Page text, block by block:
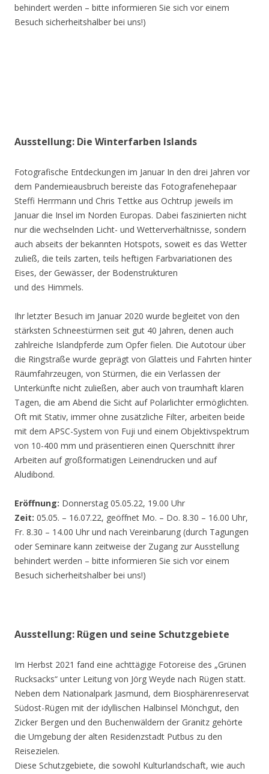
behindert werden – bitte informieren Sie sich vor einem
Besuch sicherheitshalber bei uns!)
Ausstellung: Die Winterfarben Islands
Fotografische Entdeckungen im Januar In den drei Jahren vor
dem Pandemieausbruch bereiste das Fotografenehepaar
Steffi Herrmann und Chris Tettke aus Ochtrup jeweils im
Januar die Insel im Norden Europas. Dabei faszinierten nicht
nur die wechselnden Licht- und Wetterverhältnisse, sondern
auch abseits der bekannten Hotspots, soweit es das Wetter
zuließ, die teils zarten, teils heftigen Farbvariationen des
Eises, der Gewässer, der Bodenstrukturen
und des Himmels.
Ihr letzter Besuch im Januar 2020 wurde begleitet von den
stärksten Schneestürmen seit gut 40 Jahren, denen auch
zahlreiche Islandpferde zum Opfer fielen. Die Autotour über
die Ringstraße wurde geprägt von Glatteis und Fahrten hinter
Räumfahrzeugen, von Stürmen, die ein Verlassen der
Unterkünfte nicht zuließen, aber auch von traumhaft klaren
Tagen, die am Abend die Sicht auf Polarlichter ermöglichten.
Oft mit Stativ, immer ohne zusätzliche Filter, arbeiten beide
mit dem APSC-System von Fuji und einem Objektivspektrum
von 10-400 mm und präsentieren einen Querschnitt ihrer
Arbeiten auf großformatigen Leinendrucken und auf
Aludibond.
Eröffnung: Donnerstag 05.05.22, 19.00 Uhr
Zeit: 05.05. – 16.07.22, geöffnet Mo. – Do. 8.30 – 16.00 Uhr,
Fr. 8.30 – 14.00 Uhr und nach Vereinbarung (durch Tagungen
oder Seminare kann zeitweise der Zugang zur Ausstellung
behindert werden – bitte informieren Sie sich vor einem
Besuch sicherheitshalber bei uns!)
Ausstellung: Rügen und seine Schutzgebiete
Im Herbst 2021 fand eine achttägige Fotoreise des „Grünen
Rucksacks“ unter Leitung von Jörg Weyde nach Rügen statt.
Neben dem Nationalpark Jasmund, dem Biosphärenreservat
Südost-Rügen mit der idyllischen Halbinsel Mönchgut, den
Zicker Bergen und den Buchenwäldern der Granitz gehörte
die Umgebung der alten Residenzstadt Putbus zu den
Reisezielen.
Diese Schutzgebiete, die sowohl Kulturlandschaft, wie auch